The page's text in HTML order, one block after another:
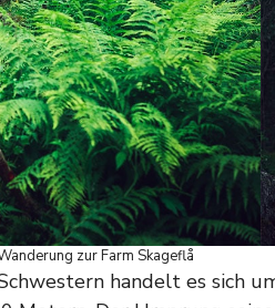
zur Farm Skageflå
handelt es sich